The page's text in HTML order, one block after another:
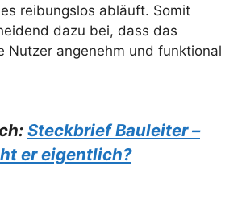
reibungslos abläuft. Somit
dazu bei, dass das
Nutzer angenehm und funktional
Steckbrief Bauleiter –
er eigentlich?